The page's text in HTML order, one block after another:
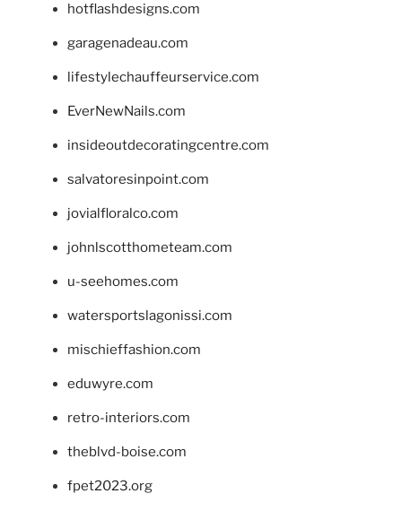
hotflashdesigns.com
garagenadeau.com
lifestylechauffeurservice.com
EverNewNails.com
insideoutdecoratingcentre.com
salvatoresinpoint.com
jovialfloralco.com
johnlscotthometeam.com
u-seehomes.com
watersportslagonissi.com
mischieffashion.com
eduwyre.com
retro-interiors.com
theblvd-boise.com
fpet2023.org